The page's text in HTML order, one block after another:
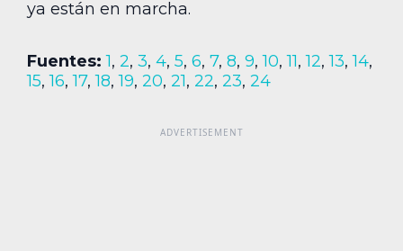
ya están en marcha.
Fuentes: 1, 2, 3, 4, 5, 6, 7, 8, 9,10,11,12,13,14,
15,16,17,18,19, 20, 21, 22, 23, 24